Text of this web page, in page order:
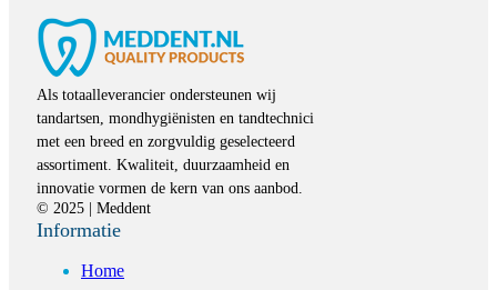
Als totaalleverancier ondersteunen wij
tandartsen, mondhygiënisten en tandtechnici
met een breed en zorgvuldig geselecteerd
assortiment. Kwaliteit, duurzaamheid en
innovatie vormen de kern van ons aanbod.
© 2025 | Meddent
Informatie
Home